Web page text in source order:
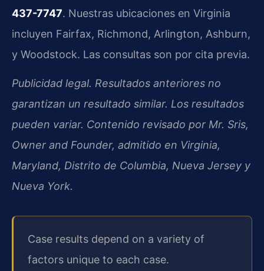
437-7747. Nuestras ubicaciones en Virginia
incluyen Fairfax, Richmond, Arlington, Ashburn,
y Woodstock. Las consultas son por cita previa.
Publicidad legal. Resultados anteriores no
garantizan un resultado similar. Los resultados
pueden variar. Contenido revisado por Mr. Sris,
Owner and Founder, admitido en Virginia,
Maryland, Distrito de Columbia, Nueva Jersey y
Nueva York.
Case results depend on a variety of
factors unique to each case.